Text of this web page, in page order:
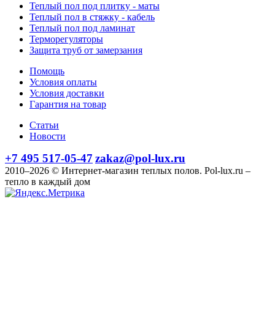
Теплый пол под плитку - маты
Теплый пол в стяжку - кабель
Теплый пол под ламинат
Терморегуляторы
Защита труб от замерзания
Помощь
Условия оплаты
Условия доставки
Гарантия на товар
Статьи
Новости
+7 495 517-05-47 zakaz@pol-lux.ru
2010–2026 © Интернет-магазин теплых полов. Pol-lux.ru –
тепло в каждый дом